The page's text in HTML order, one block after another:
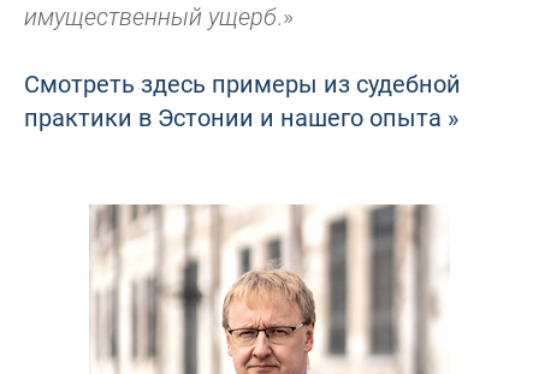
имущественный ущерб.»
Смотреть здесь примеры из судебной
практики в Эстонии и нашего опыта »